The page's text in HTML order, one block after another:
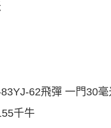
62飛彈 一門30
千牛